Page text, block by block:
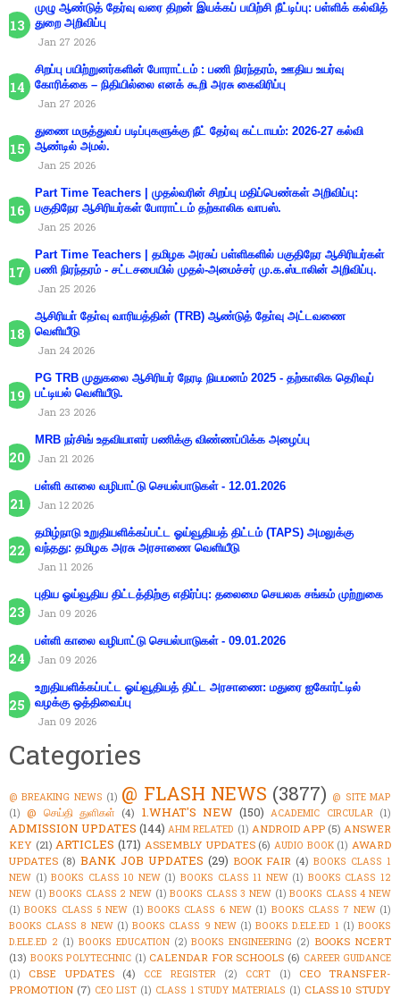
முழு ஆண்டுத் தேர்வு வரை திறன் இயக்கப் பயிற்சி நீட்டிப்பு: பள்ளிக் கல்வித்
துறை அறிவிப்பு
Jan 27 2026
சிறப்பு பயிற்றுனர்களின் போராட்டம் : பணி நிரந்தரம், ஊதிய உயர்வு
கோரிக்கை – நிதியில்லை எனக் கூறி அரசு கைவிரிப்பு
Jan 27 2026
துணை மருத்துவப் படிப்புகளுக்கு நீட் தேர்வு கட்டாயம்: 2026-27 கல்வி
ஆண்டில் அமல்.
Jan 25 2026
Part Time Teachers | முதல்வரின் சிறப்பு மதிப்பெண்கள் அறிவிப்பு:
பகுதிநேர ஆசிரியர்கள் போராட்டம் தற்காலிக வாபஸ்.
Jan 25 2026
Part Time Teachers | தமிழக அரசுப் பள்ளிகளில் பகுதிநேர ஆசிரியர்கள்
பணி நிரந்தரம் - சட்டசபையில் முதல்-அமைச்சர் மு.க.ஸ்டாலின் அறிவிப்பு.
Jan 25 2026
ஆசிரியா் தோ்வு வாரியத்தின் (TRB) ஆண்டுத் தோ்வு அட்டவணை
வெளியீடு
Jan 24 2026
PG TRB முதுகலை ஆசிரியர் நேரடி நியமனம் 2025 - தற்காலிக தெரிவுப்
பட்டியல் வெளியீடு.
Jan 23 2026
MRB நர்சிங் உதவியாளர் பணிக்கு விண்ணப்பிக்க அழைப்பு
Jan 21 2026
பள்ளி காலை வழிபாட்டு செயல்பாடுகள் - 12.01.2026
Jan 12 2026
தமிழ்நாடு உறுதியளிக்கப்பட்ட ஓய்வூதியத் திட்டம் (TAPS) அமலுக்கு
வந்தது: தமிழக அரசு அரசாணை வெளியீடு
Jan 11 2026
புதிய ஓய்வூதிய திட்டத்திற்கு எதிர்ப்பு: தலைமை செயலக சங்கம் முற்றுகை
Jan 09 2026
பள்ளி காலை வழிபாட்டு செயல்பாடுகள் - 09.01.2026
Jan 09 2026
உறுதியளிக்கப்பட்ட ஓய்வூதியத் திட்ட அரசாணை: மதுரை ஐகோர்ட்டில்
வழக்கு ஒத்திவைப்பு
Jan 09 2026
Categories
@ BREAKING NEWS (1) @ FLASH NEWS (3877) @ SITE MAP
(1) @ செய்தி துளிகள் (4) 1.WHAT'S NEW (150) ACADEMIC CIRCULAR (1)
ADMISSION UPDATES (144) AHM RELATED (1) ANDROID APP (5) ANSWER
KEY (21) ARTICLES (171) ASSEMBLY UPDATES (6) AUDIO BOOK (1) AWARD
UPDATES (8) BANK JOB UPDATES (29) BOOK FAIR (4) BOOKS CLASS 1
NEW (1) BOOKS CLASS 10 NEW (1) BOOKS CLASS 11 NEW (1) BOOKS CLASS 12
NEW (1) BOOKS CLASS 2 NEW (1) BOOKS CLASS 3 NEW (1) BOOKS CLASS 4 NEW
(1) BOOKS CLASS 5 NEW (1) BOOKS CLASS 6 NEW (1) BOOKS CLASS 7 NEW (1)
BOOKS CLASS 8 NEW (1) BOOKS CLASS 9 NEW (1) BOOKS D.ELE.ED 1 (1) BOOKS
D.ELE.ED 2 (1) BOOKS EDUCATION (2) BOOKS ENGINEERING (2) BOOKS NCERT
(13) BOOKS POLYTECHNIC (1) CALENDAR FOR SCHOOLS (6) CAREER GUIDANCE
(1)
CBSE UPDATES (4) CCE REGISTER (2) CCRT (1)
CEO TRANSFER-
PROMOTION (7) CEO LIST (1) CLASS 1 STUDY MATERIALS (1) CLASS 10 STUDY